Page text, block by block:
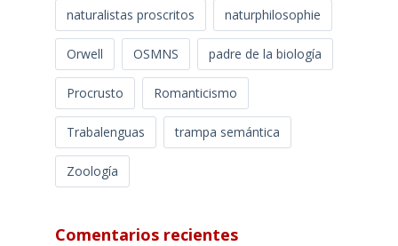
naturalistas proscritos naturphilosophie
Orwell OSMNS padre de la biología
Procrusto Romanticismo
Trabalenguas trampa semántica
Zoología
Comentarios recientes